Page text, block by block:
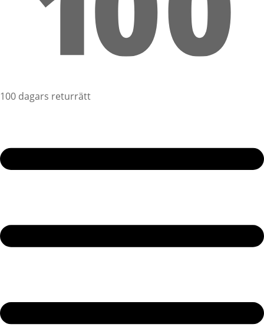
100 dagars returrätt